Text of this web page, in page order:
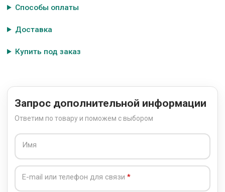
Способы оплаты
Доставка
Купить под заказ
Запрос дополнительной информации
Ответим по товару и поможем с выбором
Имя
E-mail или телефон для связи